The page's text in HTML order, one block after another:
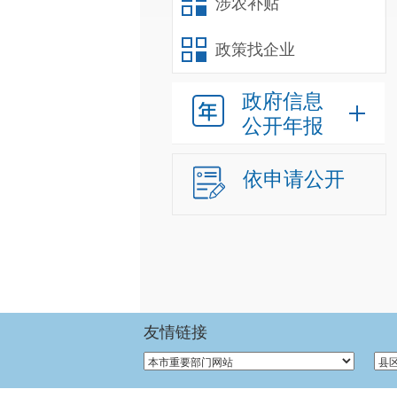
涉农补贴
政策找企业
政府信息
公开年报
依申请公开
友情链接